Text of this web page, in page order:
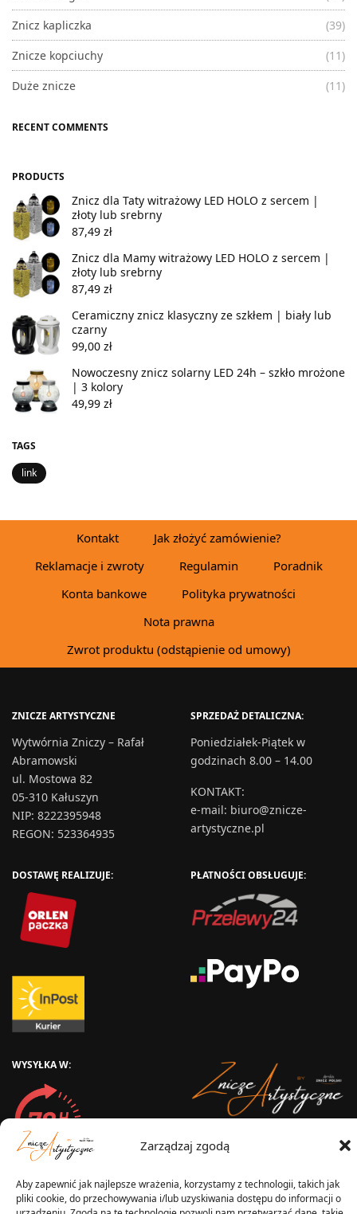
Zarządzaj zgodą
Aby zapewnić jak najlepsze wrażenia, korzystamy z technologii, takich jak
pliki cookie, do przechowywania i/lub uzyskiwania dostępu do informacji o
Znicz kapliczka
(39)
Znicze kopciuchy
(11)
Duże znicze
(11)
RECENT COMMENTS
PRODUCTS
Znicz dla Taty witrażowy LED HOLO z sercem |
złoty lub srebrny
87,49 zł
Znicz dla Mamy witrażowy LED HOLO z sercem |
złoty lub srebrny
87,49 zł
Ceramiczny znicz klasyczny ze szkłem | biały lub
czarny
99,00 zł
Nowoczesny znicz solarny LED 24h – szkło mrożone
| 3 kolory
49,99 zł
TAGS
link
Kontakt
Jak złożyć zamówienie?
Reklamacje i zwroty
Regulamin
Poradnik
Konta bankowe
Polityka prywatności
Nota prawna
Zwrot produktu (odstąpienie od umowy)
ZNICZE ARTYSTYCZNE
Wytwórnia Zniczy – Rafał
Abramowski
ul. Mostowa 82
05-310 Kałuszyn
NIP: 8222395948
REGON: 523364935
SPRZEDAŻ DETALICZNA:
Poniedziałek-Piątek w
godzinach 8.00 – 14.00
KONTAKT:
e-mail: biuro@znicze-
artystyczne.pl
DOSTAWĘ REALIZUJE: PŁATNOŚCI OBSŁUGUJE:
WYSYŁKA W:
2025 © Znicz Polski -
Wszelkie prawa zastrzeżone